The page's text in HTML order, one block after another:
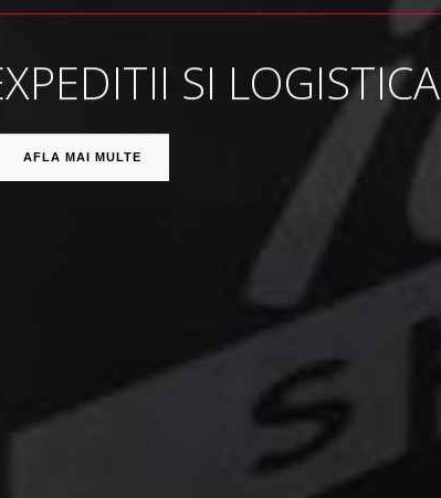
SI LOGISTICA
AFLA MAI MULTE